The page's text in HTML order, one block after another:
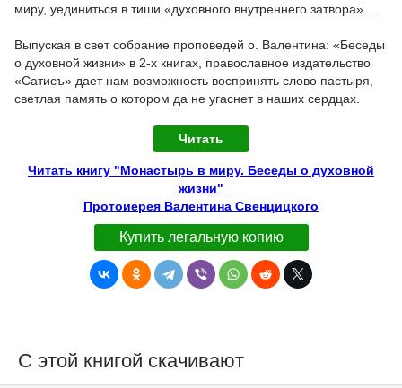
миру, уединиться в тиши «духовного внутреннего затвора»…
Выпуская в свет собрание проповедей о. Валентина: «Беседы
о духовной жизни» в 2-х книгах, православное издательство
«Сатисъ» дает нам возможность воспринять слово пастыря,
светлая память о котором да не угаснет в наших сердцах.
Читать
Читать книгу "Монастырь в миру. Беседы о духовной
жизни"
Протоиерея Валентина Свенцицкого
Купить легальную копию
С этой книгой скачивают